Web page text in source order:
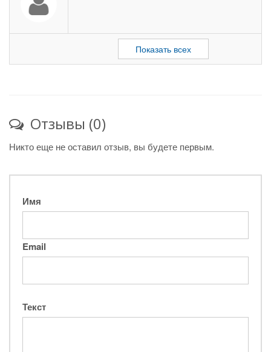
Показать всех
Отзывы (0)
Никто еще не оставил отзыв, вы будете первым.
Имя
Email
Текст